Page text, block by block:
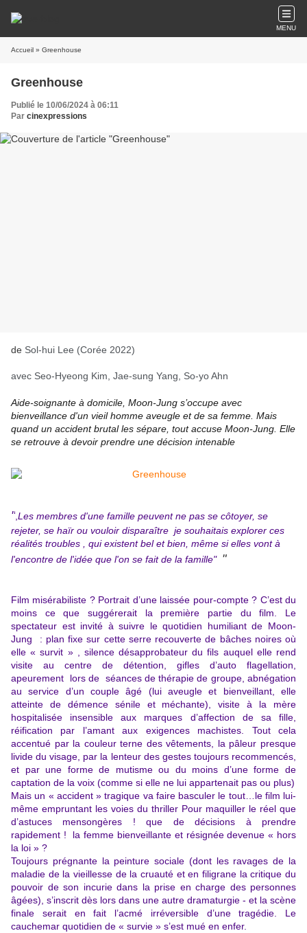
MENU
Accueil » Greenhouse
Greenhouse
Publié le 10/06/2024 à 06:11
Par cinexpressions
de Sol-hui Lee (Corée 2022)
avec Seo-Hyeong Kim, Jae-sung Yang, So-yo Ahn
Aide-soignante à domicile, Moon-Jung s’occupe avec
bienveillance d'un vieil homme aveugle et de sa femme. Mais
quand un accident brutal les sépare, tout accuse Moon-Jung. Elle
se retrouve à devoir prendre une décision intenable
" Les membres d'une famille peuvent ne pas se côtoyer, se
rejeter, se haïr ou vouloir disparaître je souhaitais explorer ces
réalités troubles , qui existent bel et bien, même si elles vont à
l'encontre de l'idée que l'on se fait de la famille" "
Film misérabiliste ? Portrait d’une laissée pour-compte ? C’est du
moins ce que suggérerait la première partie du film. Le
spectateur est invité à suivre le quotidien humiliant de Moon-
Jung : plan fixe sur cette serre recouverte de bâches noires où
elle « survit » , silence désapprobateur du fils auquel elle rend
visite au centre de détention, gifles d’auto flagellation,
apeurement lors de séances de thérapie de groupe, abnégation
au service d’un couple âgé (lui aveugle et bienveillant, elle
atteinte de démence sénile et méchante), visite à la mère
hospitalisée insensible aux marques d’affection de sa fille,
réification par l’amant aux exigences machistes. Tout cela
accentué par la couleur terne des vêtements, la pâleur presque
livide du visage, par la lenteur des gestes toujours recommencés,
et par une forme de mutisme ou du moins d’une forme de
captation de la voix (comme si elle ne lui appartenait pas ou plus)
Mais un « accident » tragique va faire basculer le tout…le film lui-
même empruntant les voies du thriller Pour maquiller le réel que
d’astuces mensongères ! que de décisions à prendre
rapidement ! la femme bienveillante et résignée devenue « hors
la loi » ?
Toujours prégnante la peinture sociale (dont les ravages de la
maladie de la vieillesse de la cruauté et en filigrane la critique du
pouvoir de son incurie dans la prise en charge des personnes
âgées), s’inscrit dès lors dans une autre dramaturgie - et la scène
finale serait en fait l’acmé irréversible d’une tragédie. Le
cauchemar quotidien de « survie » s’est mué en enfer.